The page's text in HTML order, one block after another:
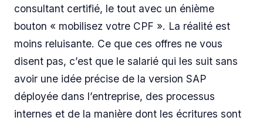
consultant certifié, le tout avec un énième
bouton « mobilisez votre CPF ». La réalité est
moins reluisante. Ce que ces offres ne vous
disent pas, c’est que le salarié qui les suit sans
avoir une idée précise de la version SAP
déployée dans l’entreprise, des processus
internes et de la manière dont les écritures sont